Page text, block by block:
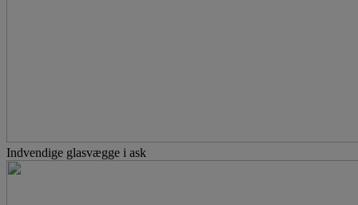
Indvendige glasvægge i ask